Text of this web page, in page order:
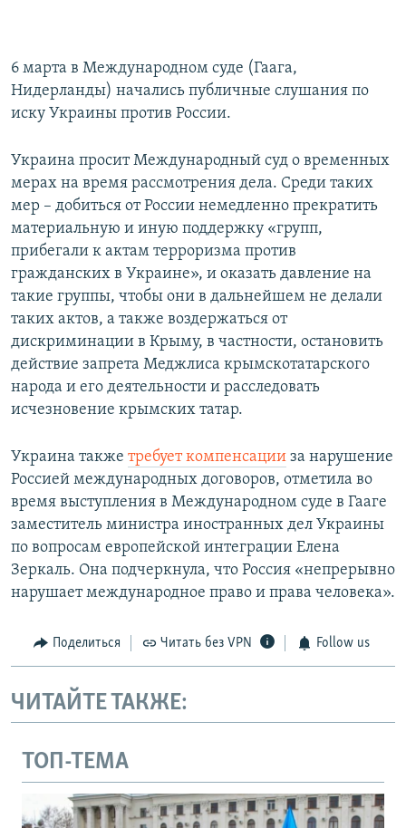
6 марта в Международном суде (Гаага,
Нидерланды) начались публичные слушания по
иску Украины против России.
Украина просит Международный суд о временных
мерах на время рассмотрения дела. Среди таких
мер – добиться от России немедленно прекратить
материальную и иную поддержку «групп,
прибегали к актам терроризма против
гражданских в Украине», и оказать давление на
такие группы, чтобы они в дальнейшем не делали
таких актов, а также воздержаться от
дискриминации в Крыму, в частности, остановить
действие запрета Меджлиса крымскотатарского
народа и его деятельности и расследовать
исчезновение крымских татар.
Украина также требует компенсации за нарушение
Россией международных договоров, отметила во
время выступления в Международном суде в Гааге
заместитель министра иностранных дел Украины
по вопросам европейской интеграции Елена
Зеркаль. Она подчеркнула, что Россия «непрерывно
нарушает международное право и права человека».
Поделиться Читать без VPN Follow us
ЧИТАЙТЕ ТАКЖЕ:
ТОП-ТЕМА